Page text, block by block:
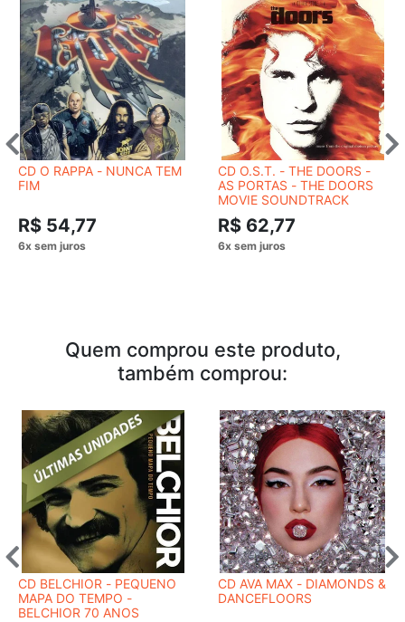
CD O RAPPA - NUNCA TEM
FIM
R$ 54,77
CD O.S.T. - THE DOORS -
AS PORTAS - THE DOORS
MOVIE SOUNDTRACK
R$ 62,77
Quem comprou este produto,
também comprou:
CD BELCHIOR - PEQUENO
MAPA DO TEMPO -
BELCHIOR 70 ANOS
CD AVA MAX - DIAMONDS &
DANCEFLOORS